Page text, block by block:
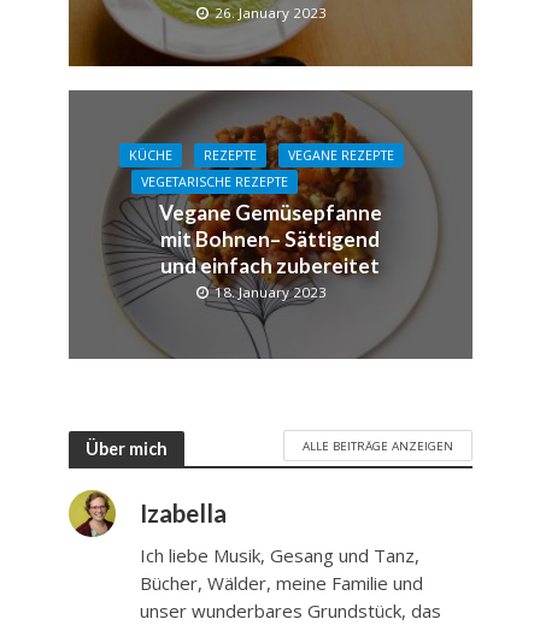
26. January 2023
KÜCHE REZEPTE
VEGANE REZEPTE
VEGETARISCHE REZEPTE
Vegane Gemüsepfanne
mit Bohnen– Sättigend
und einfach zubereitet
18. January 2023
Über mich ALLE BEITRÄGE ANZEIGEN
Izabella
Ich liebe Musik, Gesang und Tanz,
Bücher, Wälder, meine Familie und
unser wunderbares Grundstück, das